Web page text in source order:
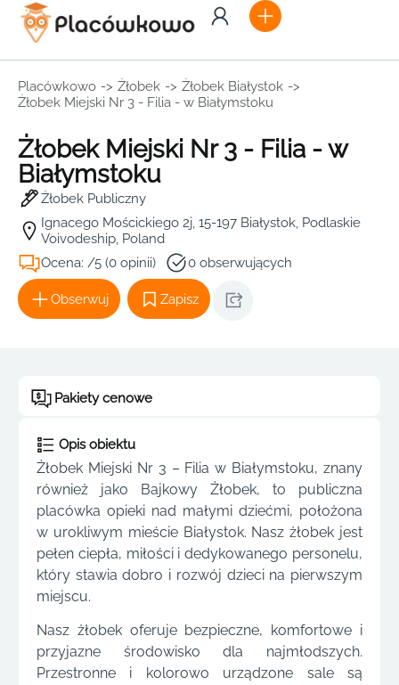
Placówkowo -> Żłobek -> Żłobek Białystok ->
Żłobek Miejski Nr 3 - Filia - w Białymstoku
Żłobek Miejski Nr 3 - Filia - w
Białymstoku
Żłobek Publiczny
Ignacego Mościckiego 2j, 15-197 Białystok, Podlaskie
Voivodeship, Poland
Ocena: /5 (0 opinii)
0 obserwujących
Obserwuj Zapisz
Pakiety cenowe
Opis obiektu
Żłobek Miejski Nr 3 – Filia w Białymstoku, znany
również jako Bajkowy Żłobek, to publiczna
placówka opieki nad małymi dziećmi, położona
w urokliwym mieście Białystok. Nasz żłobek jest
pełen ciepła, miłości i dedykowanego personelu,
który stawia dobro i rozwój dzieci na pierwszym
miejscu.
Nasz żłobek oferuje bezpieczne, komfortowe i
przyjazne środowisko dla najmłodszych.
Przestronne i kolorowo urządzone sale są